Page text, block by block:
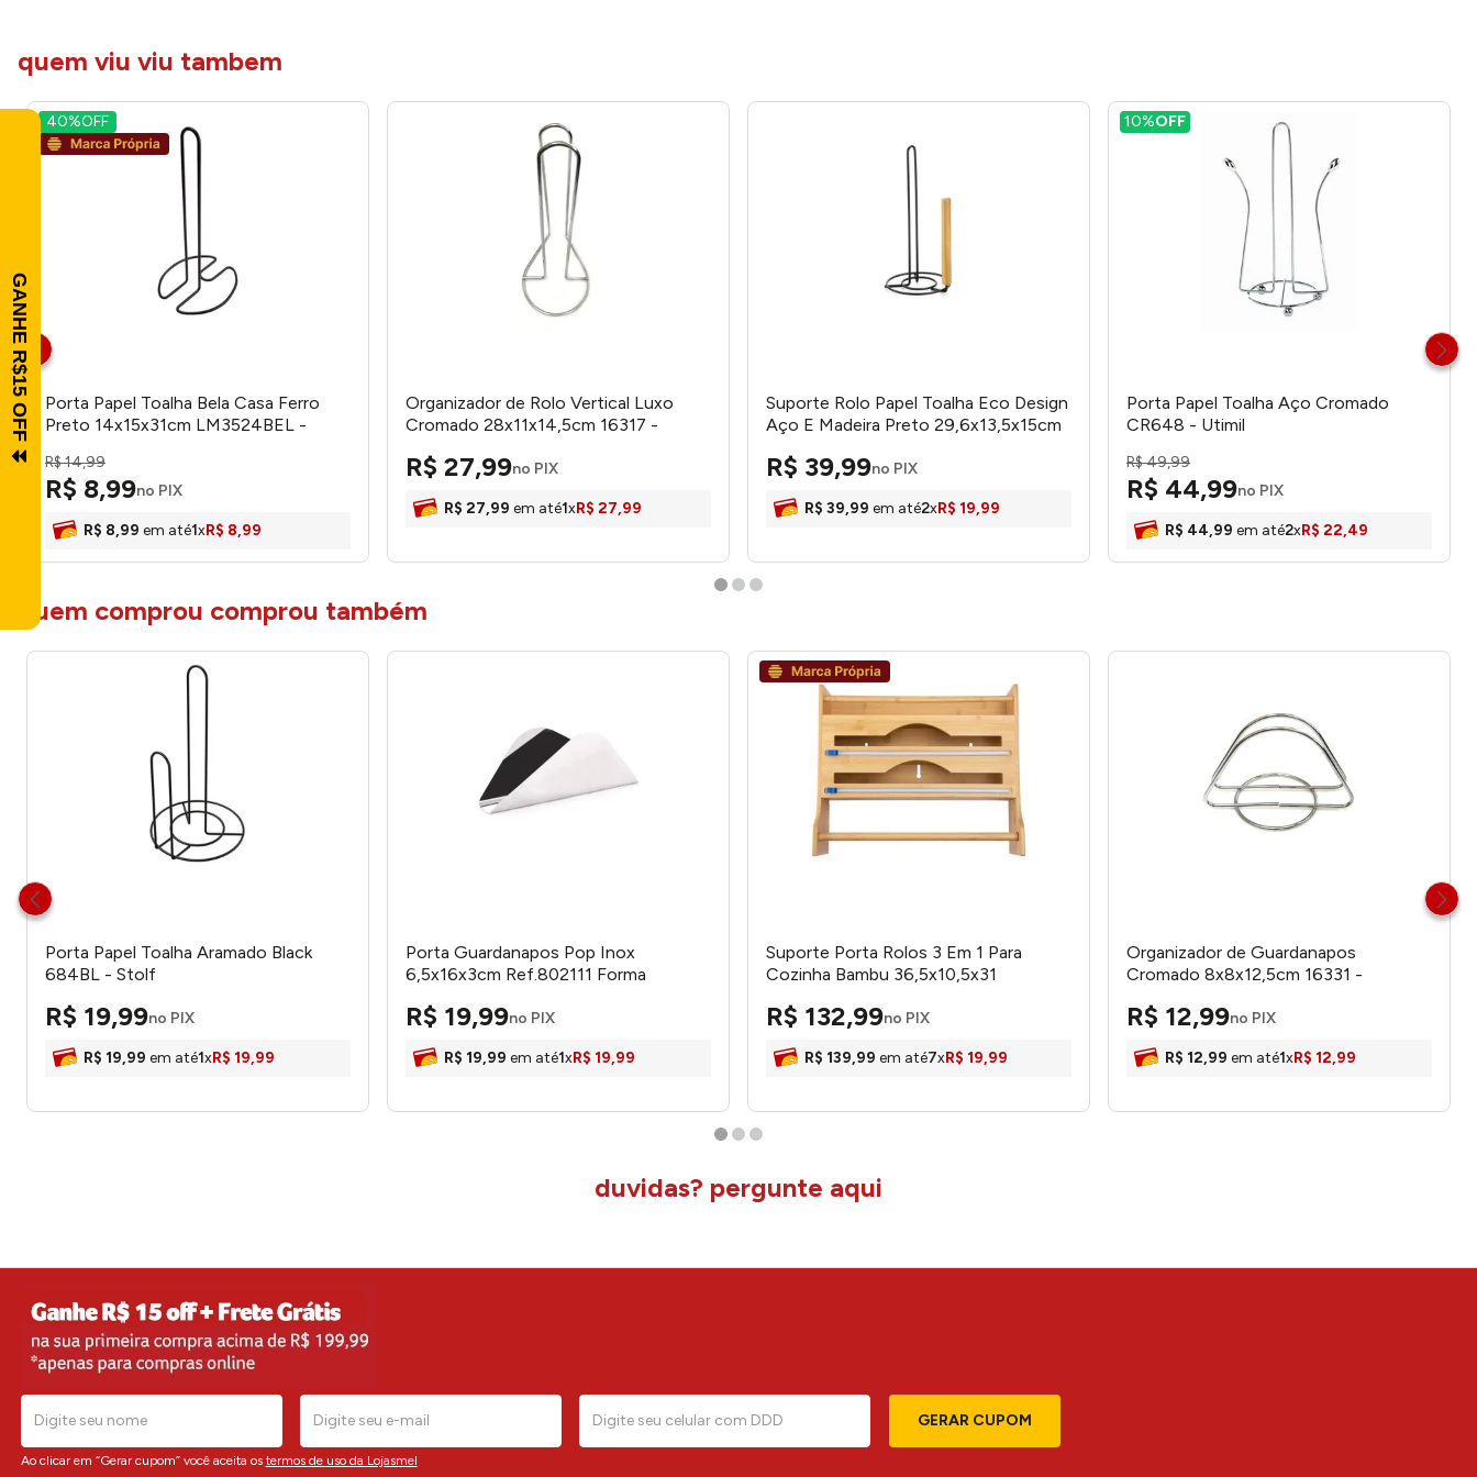
quem viu viu tambem
40%OFF
Porta Papel Toalha Bela Casa Ferro
Preto 14x15x31cm LM3524BEL -
R$14,99
R$ 8,99no PIX
R$ 8,99 em até1xR$ 8,99
Organizador de Rolo Vertical Luxo
Cromado 28x11x14,5cm 16317 -
R$ 27,99no PIX
R$ 27,99 em até1xR$ 27,99
Suporte Rolo Papel Toalha Eco Design
Aço E Madeira Preto 29,6x13,5x15cm
R$ 39,99no PIX
R$ 39,99 em até2xR$ 19,99
10%OFF
Porta Papel Toalha Aço Cromado
CR648 - Utimil
R$49,99
R$ 44,99no PIX
R$ 44,99 em até2xR$ 22,49
quem comprou comprou também
Porta Papel Toalha Aramado Black
684BL - Stolf
R$ 19,99no PIX
R$ 19,99 em até1xR$ 19,99
Porta Guardanapos Pop Inox
6,5x16x3cm Ref.802111 Forma
R$ 19,99no PIX
R$ 19,99 em até1xR$ 19,99
Suporte Porta Rolos 3 Em 1 Para
Cozinha Bambu 36,5x10,5x31
R$ 132,99no PIX
R$ 139,99 em até7xR$ 19,99
Organizador de Guardanapos
Cromado 8x8x12,5cm 16331 -
R$ 12,99no PIX
R$ 12,99 em até1xR$ 12,99
duvidas? pergunte aqui
GERAR CUPOM
Ao clicar em “Gerar cupom” você aceita os termos de uso da Lojasmel